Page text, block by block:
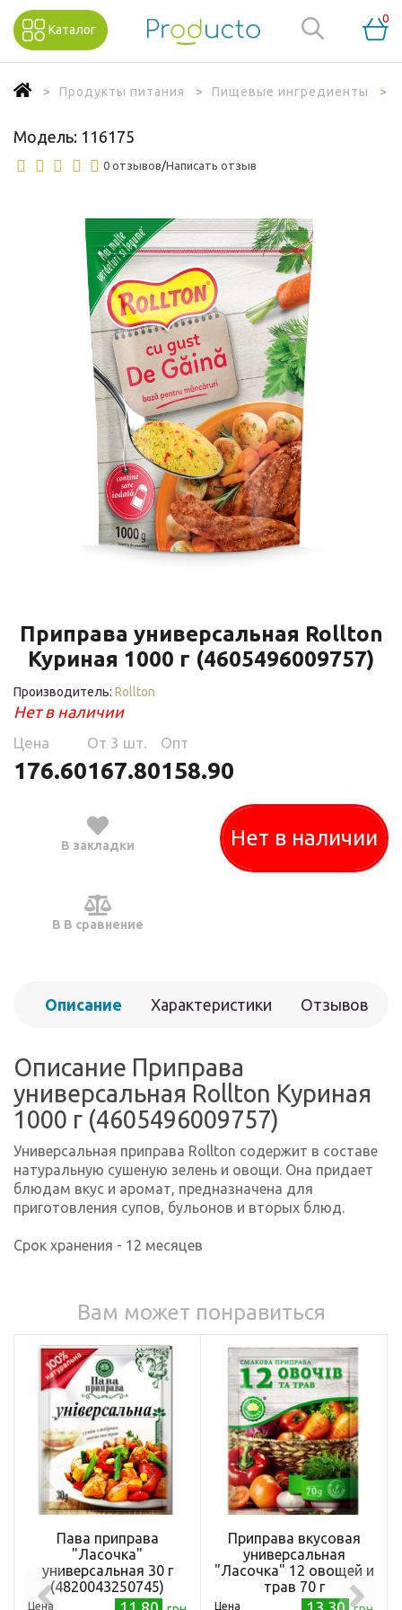
Каталог
0
Продукты питания Пищевые ингредиенты
Модель: 116175
0 отзывов/Написать отзыв
Приправа универсальная Rollton
Куриная 1000 г (4605496009757)
Производитель: Rollton
Нет в наличии
Цена
176.60
Oт 3 шт.
167.80
Опт
158.90
В закладки
В В сравнение
Нет в наличии
Описание Характеристики Отзывов
Описание Приправа
универсальная Rollton Куриная
1000 г (4605496009757)
Универсальная приправа Rollton содержит в составе
натуральную сушеную зелень и овощи. Она придает
блюдам вкус и аромат, предназначена для
приготовления супов, бульонов и вторых блюд.
Срок хранения - 12 месяцев
Вам может понравиться
Пава приправа
"Ласочка"
универсальная 30 г
(4820043250745)
Цена
Приправа вкусовая
универсальная
"Ласочка" 12 овощей и
трав 70 г
(4820043251933)
Цена